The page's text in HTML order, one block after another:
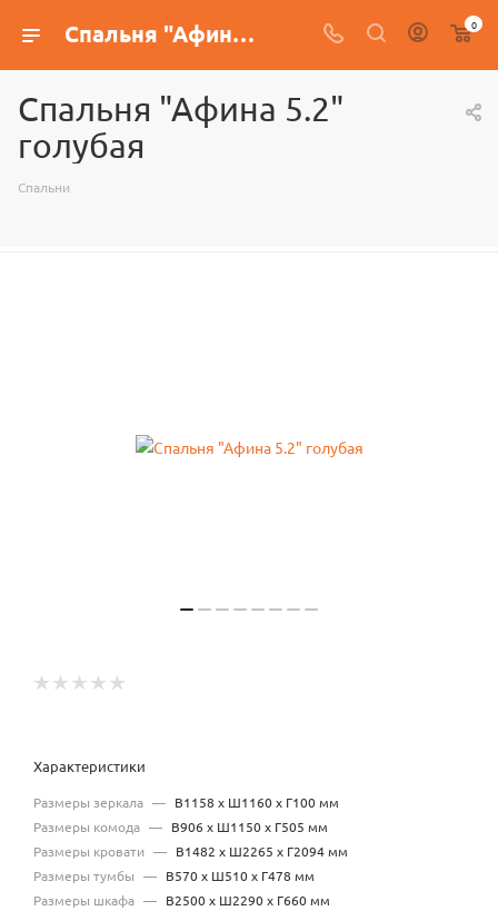
Спальня "Афина 5.2" голубая 0
Спальня "Афина 5.2"
голубая
Спальни
Характеристики
Размеры зеркала — В1158 х Ш1160 x Г100 мм
Размеры комода — В906 х Ш1150 x Г505 мм
Размеры кровати — В1482 х Ш2265 x Г2094 мм
Размеры тумбы — В570 х Ш510 x Г478 мм
Размеры шкафа — В2500 х Ш2290 x Г660 мм